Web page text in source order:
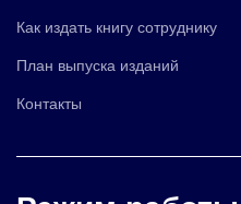
Как издать книгу сотруднику
План выпуска изданий
Контакты